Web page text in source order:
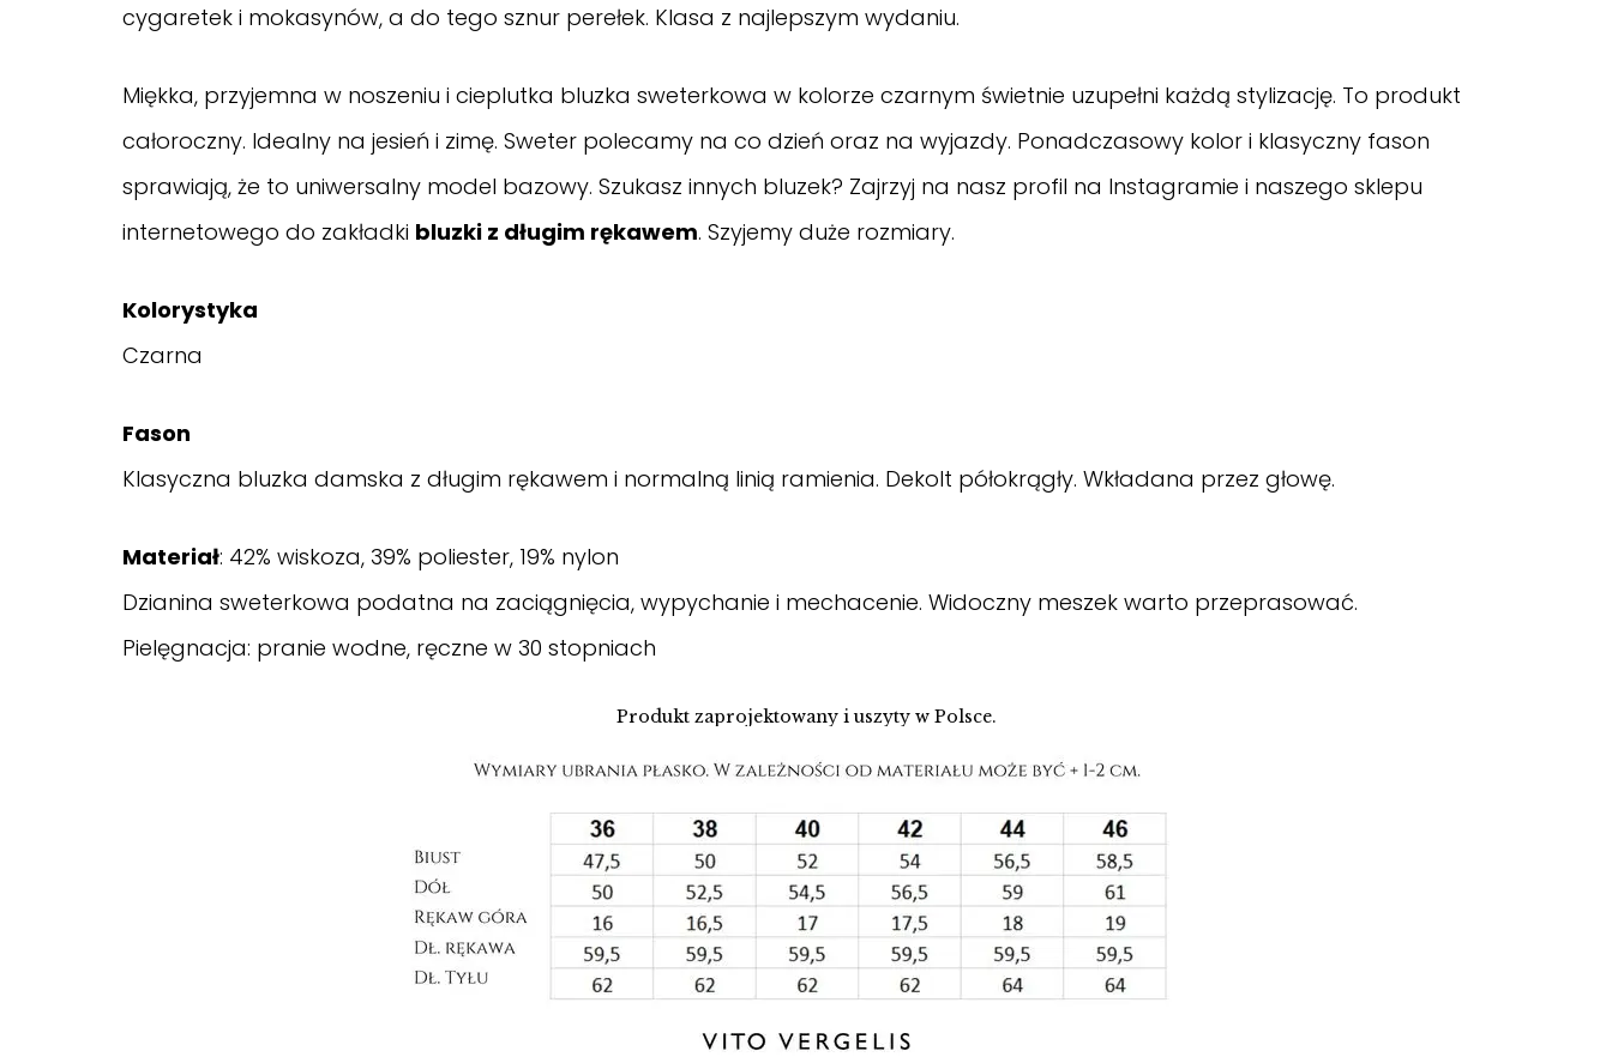
cygaretek i mokasynów, a do tego sznur perełek. Klasa z najlepszym wydaniu.
Miękka, przyjemna w noszeniu i cieplutka bluzka sweterkowa w kolorze czarnym świetnie uzupełni każdą stylizację. To produkt
całoroczny. Idealny na jesień i zimę. Sweter polecamy na co dzień oraz na wyjazdy. Ponadczasowy kolor i klasyczny fason
sprawiają, że to uniwersalny model bazowy. Szukasz innych bluzek? Zajrzyj na nasz profil na Instagramie i naszego sklepu
internetowego do zakładki bluzki z długim rękawem. Szyjemy duże rozmiary.
Kolorystyka
Czarna
Fason
Klasyczna bluzka damska z długim rękawem i normalną linią ramienia. Dekolt półokrągły. Wkładana przez głowę.
Materiał: 42% wiskoza, 39% poliester, 19% nylon
Dzianina sweterkowa podatna na zaciągnięcia, wypychanie i mechacenie. Widoczny meszek warto przeprasować.
Pielęgnacja: pranie wodne, ręczne w 30 stopniach
Produkt zaprojektowany i uszyty w Polsce.